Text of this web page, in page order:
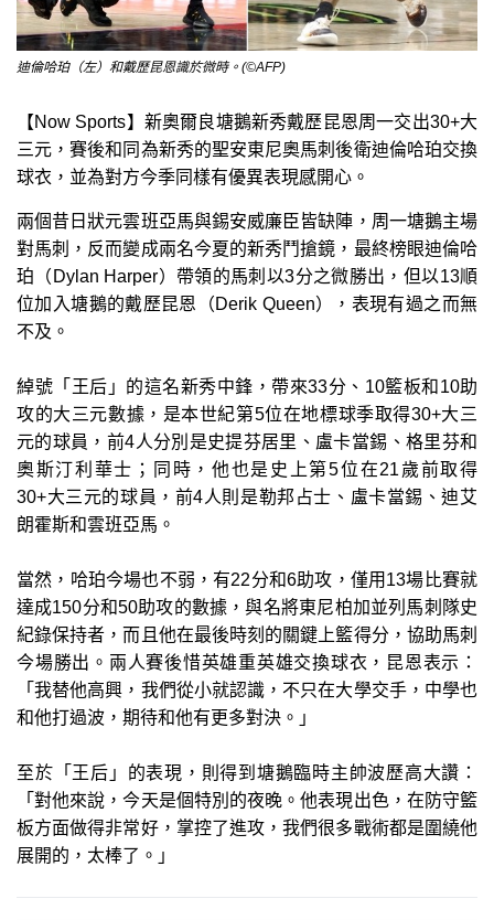
迪倫哈珀（左）和戴歷昆恩識於微時。(©AFP)
【Now Sports】新奧爾良塘鵝新秀戴歷昆恩周一交出30+大
三元，賽後和同為新秀的聖安東尼奧馬刺後衛迪倫哈珀交換
球衣，並為對方今季同樣有優異表現感開心。
兩個昔日狀元雲班亞馬與錫安威廉臣皆缺陣，周一塘鵝主場
對馬刺，反而變成兩名今夏的新秀鬥搶鏡，最終榜眼迪倫哈
珀（Dylan Harper）帶領的馬刺以3分之微勝出，但以13順
位加入塘鵝的戴歷昆恩（Derik Queen），表現有過之而無
不及。
綽號「王后」的這名新秀中鋒，帶來33分、10籃板和10助
攻的大三元數據，是本世紀第5位在地標球季取得30+大三
元的球員，前4人分別是史提芬居里、盧卡當錫、格里芬和
奧斯汀利華士；同時，他也是史上第5位在21歲前取得
30+大三元的球員，前4人則是勒邦占士、盧卡當錫、迪艾
朗霍斯和雲班亞馬。
當然，哈珀今場也不弱，有22分和6助攻，僅用13場比賽就
達成150分和50助攻的數據，與名將東尼柏加並列馬刺隊史
紀錄保持者，而且他在最後時刻的關鍵上籃得分，協助馬刺
今場勝出。兩人賽後惜英雄重英雄交換球衣，昆恩表示：
「我替他高興，我們從小就認識，不只在大學交手，中學也
和他打過波，期待和他有更多對決。」
至於「王后」的表現，則得到塘鵝臨時主帥波歷高大讚：
「對他來說，今天是個特別的夜晚。他表現出色，在防守籃
板方面做得非常好，掌控了進攻，我們很多戰術都是圍繞他
展開的，太棒了。」